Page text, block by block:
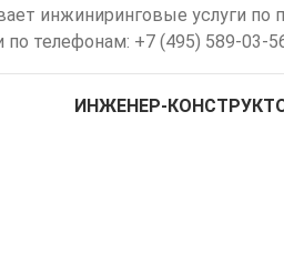
инжиниринговые услуги по
телефонам: +7 (495) 589-03-
ИНЖЕНЕР-